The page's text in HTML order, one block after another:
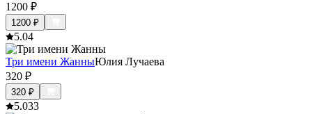
1200 ₽
1200 ₽
5.04
Три имени ЖанныЮлия Лучаева
320 ₽
320 ₽
5.033